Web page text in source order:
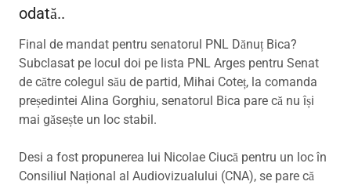
odată..
Final de mandat pentru senatorul PNL Dănuț Bica?
Subclasat pe locul doi pe lista PNL Arges pentru Senat
de către colegul său de partid, Mihai Coteț, la comanda
președintei Alina Gorghiu, senatorul Bica pare că nu își
mai găsește un loc stabil.
Desi a fost propunerea lui Nicolae Ciucă pentru un loc în
Consiliul Național al Audiovizualului (CNA), se pare că